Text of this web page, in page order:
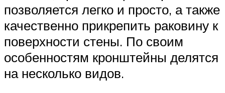
позволяется легко и просто, а также
качественно прикрепить раковину к
поверхности стены. По своим
особенностям кронштейны делятся
на несколько видов.